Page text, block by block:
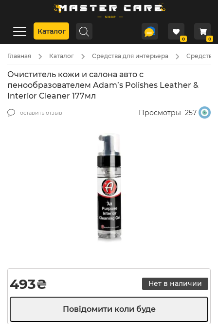
Каталог
0 0
Главная Каталог Средства для интерьера Cредства
Очиститель кожи и салона авто с
пенообразователем Adam’s Polishes Leather &
Interior Cleaner 177мл
оставить отзыв Просмотры 257
493₴ Нет в наличии